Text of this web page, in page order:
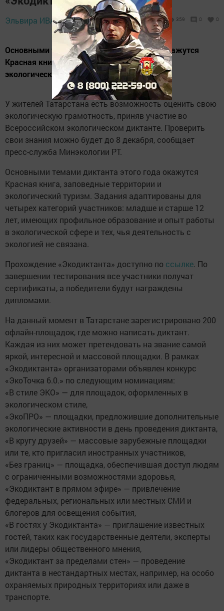
Эльвира ИВАНОВА, 25 ноября 2024 -
16:57
359 0 0
Основными темами диктанта этого года окажутся
Красная книга, заповедные территории и
экологический туризм.
У жителей Татарстана есть возможность оценить свою
экологическую грамотность, приняв участие во
Всероссийском экологическом диктанте. Проверить
свои знания можно будет до 8 декабря, сообщает
пресс-служба Минэкологии РТ.
Основными темами диктанта этого года окажутся
Красная книга, заповедные территории и
экологический туризм. Задания адаптированы для
четырех категорий участников: младше и старше 12
лет, имеющих профильное образование и опыт работы
в экологической сфере и тех, чья деятельность с
экологией не связана.
Прохождение «Экодиктанта» доступно по ссылке. По
завершении тестирования все участники получат
сертификаты, а победители будут награждены
дипломами.
На данный момент в Татарстане зарегистрировано 200
офлайн-площадок, где можно написать диктант.
Каждая из них может претендовать на звание самой
яркой, интересной и массовой площадки. В рамках
«Экодиктанта» организаторами объявлен конкурс
«ЭкоТочка 6.0.» по следующим номинациям:
«В стиле ЭКО» — для площадок, оформленных в
экологическом стиле,
«ЭкоПРО» — площадки, предложившие дополнительные
экологические активности в день проведения диктанта,
«В кругу друзей» — массовые зарубежные площадки
или те, кто пригласил иностранных участников,
«Без границ» — площадка, обеспечившая доступ людям
с ограниченными возможностями здоровья,
«Экодиктант в прямом эфире» — привлечение
федеральных, региональных или местных СМИ и
блогеров для освещения события,
«В гостях у Экодиктанта» — приглашение известных
гостей, таких как государственные деятели, эксперты
или лидеры общественного мнения,
«Экодиктант за пределами стен» — проведение
диктанта в нестандартных местах, например, на особо
охраняемых природных территориях или даже в
транспорте.